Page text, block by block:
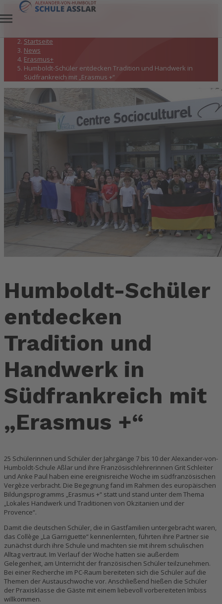
Erasmus+
Startseite
News
Erasmus+
Humboldt-Schüler entdecken Tradition und Handwerk in
Südfrankreich mit „Erasmus +“
Humboldt-Schüler
entdecken
Tradition und
Handwerk in
Südfrankreich mit
„Erasmus +“
25 Schülerinnen und Schüler der Jahrgänge 7 bis 10 der Alexander-von-
Humboldt-Schule Aßlar und ihre Französischlehrerinnen Grit Schleiter
und Anke Paul haben eine ereignisreiche Woche im südfranzösischen
Vergèze verbracht. Die Begegnung fand im Rahmen des europäischen
Bildungsprogramms „Erasmus +“ statt und stand unter dem Thema
„Lokales Handwerk und Traditionen von Okzitanien und der
Provence“.
Damit die deutschen Schüler, die in Gastfamilien untergebracht waren,
das Collège „La Garriguette“ kennenlernten, führten ihre Partner sie
zunächst durch ihre Schule und machten sie mit ihrem schulischen
Alltag vertraut. Im Verlauf der Woche hatten sie außerdem
Gelegenheit, am Unterricht der französischen Schüler teilzunehmen.
Bei einer Recherche im PC-Raum bereiteten sich die Schüler auf die
Themen der Austauschwoche vor. Anschließend hießen die Schüler
der Praxisklasse die Gäste mit einem liebevoll vorbereiteten Imbiss
willkommen.